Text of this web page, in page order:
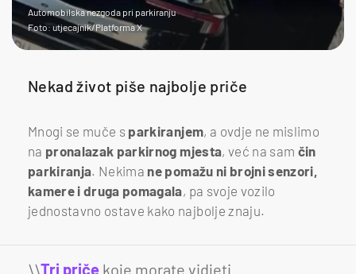
Automobilska nezgoda pri parkiranju
Foto: utjecajnik/Platforma X
Nekad život piše najbolje priče
Mnogi se muče s parkiranjem, a ovdje ne mislimo
na pronalazak parkirnog mjesta, već na sam čin
parkiranja. Nekima ne pomažu ni brojni senzori,
kamere i druga pomagala, pa svoje vozilo
jednostavno ostave kako najbolje znaju.
\\Tri priče koje morate vidjeti